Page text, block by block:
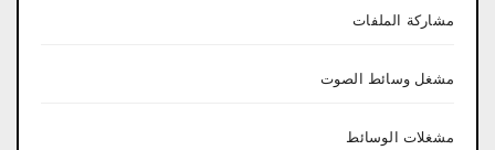
مشاركة الملفات
مشغل وسائط الصوت
مشغلات الوسائط